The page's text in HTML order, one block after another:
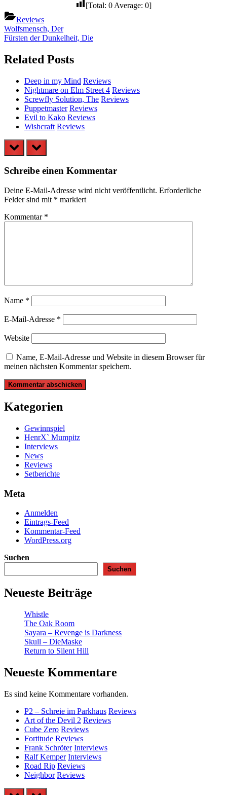
[Total: 0 Average: 0]
Reviews
Beitragsnavigation
Previous
Post:
Wolfsmensch, Der
Next
Fürsten der Dunkelheit, Die
Related Posts
Deep in my Mind Reviews
Nightmare on Elm Street 4 Reviews
Screwfly Solution, The Reviews
Puppetmaster Reviews
Evil to Kako Reviews
Wishcraft Reviews
prev next
Schreibe einen Kommentar
Deine E-Mail-Adresse wird nicht veröffentlicht. Erforderliche
Felder sind mit * markiert
Kommentar *
Name *
E-Mail-Adresse *
Website
Name, E-Mail-Adresse und Website in diesem Browser für
meinen nächsten Kommentar speichern.
Kategorien
Gewinnspiel
HenrX` Mumpitz
Interviews
News
Reviews
Setberichte
Meta
Anmelden
Eintrags-Feed
Kommentar-Feed
WordPress.org
Suchen
Suchen
Neueste Beiträge
Whistle
The Oak Room
Sayara – Revenge is Darkness
Skull – DieMaske
Return to Silent Hill
Neueste Kommentare
Es sind keine Kommentare vorhanden.
P2 – Schreie im Parkhaus Reviews
Art of the Devil 2 Reviews
Cube Zero Reviews
Fortitude Reviews
Frank Schröter Interviews
Ralf Kemper Interviews
Road Rip Reviews
Neighbor Reviews
prev next